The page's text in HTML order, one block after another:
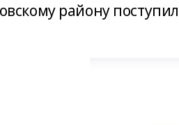
району